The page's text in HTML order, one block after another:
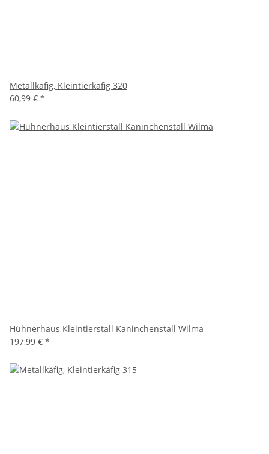
Metallkäfig, Kleintierkäfig 320
60,99 € *
Hühnerhaus Kleintierstall Kaninchenstall Wilma
197,99 € *